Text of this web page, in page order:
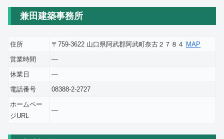
兼田建築事務所
住所 〒759-3622 山口県阿武郡阿武町奈古２７８４ MAP
営業時間
―
休業日
―
電話番号
08388-2-2727
ホームペー
ジURL
―